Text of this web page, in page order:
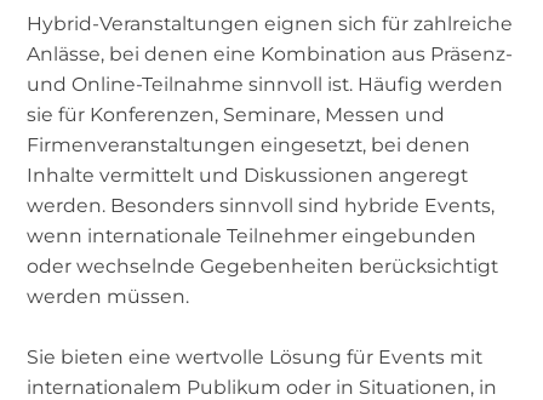
Hybrid-Veranstaltungen eignen sich für zahlreiche
Anlässe, bei denen eine Kombination aus Präsenz-
und Online-Teilnahme sinnvoll ist. Häufig werden
sie für Konferenzen, Seminare, Messen und
Firmenveranstaltungen eingesetzt, bei denen
Inhalte vermittelt und Diskussionen angeregt
werden. Besonders sinnvoll sind hybride Events,
wenn internationale Teilnehmer eingebunden
oder wechselnde Gegebenheiten berücksichtigt
werden müssen.
Sie bieten eine wertvolle Lösung für Events mit
internationalem Publikum oder in Situationen, in